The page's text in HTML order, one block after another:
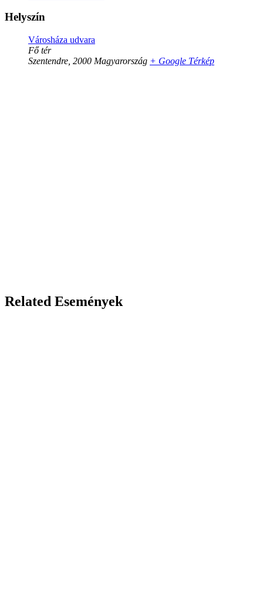
Helyszín
Városháza udvara
Fő tér
Szentendre 2000 Magyarország + Google Térkép
Related Események